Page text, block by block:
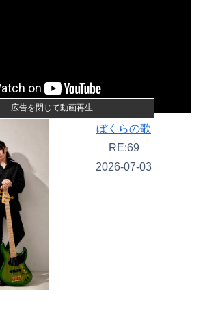
ぼくらの歌
RE:69
2026-07-03
広告を閉じて動画再生